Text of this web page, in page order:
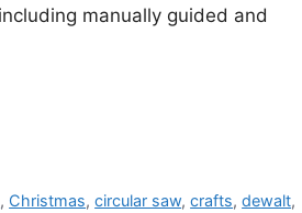
manually guided and
, Christmas,circular saw,crafts,dewalt,